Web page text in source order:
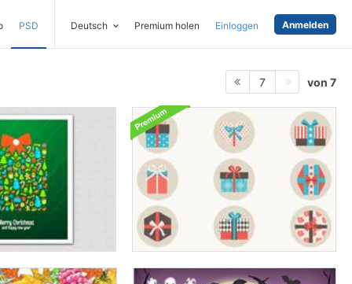
PSD Deutsch Premium holen Einloggen Anmelden
7 von 7